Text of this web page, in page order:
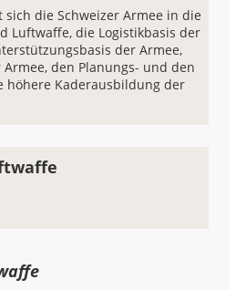
die Schweizer Armee in die
Luftwaffe, die Logistikbasis der
der Armee,
den Planungs- und den
höhere Kaderausbildung der